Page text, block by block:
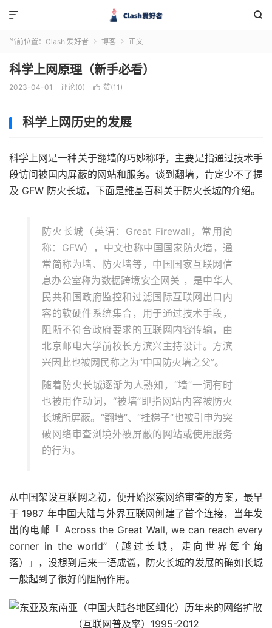


当前位置： Clash 爱好者  博客  正文
科学上网原理（新手必看）
2023-04-01 评论(0)  赞(11 )
科学上网历史的发展
科学上网是一种关于翻墙的巧妙称呼，主要是指通过技术手
段访问被国内屏蔽的网站和服务。谈到翻墙，肯定少不了提
及 GFW 防火长城，下面是维基百科关于防火长城的介绍。
防火长城（英语：Great Firewall，常用简
称：GFW），中文也称中国国家防火墙，通
常简称为墙、防火墙等，中国国家互联网信
息办公室称为数据跨境安全网关 ，是中华人
民共和国政府监控和过滤国际互联网出口内
容的软硬件系统集合，用于通过技术手段，
阻断不符合政府要求的互联网内容传输，由
北京邮电大学前校长方滨兴主持设计。方滨
兴因此也被网民称之为“中国防火墙之父”。
随着防火长城逐渐为人熟知，“墙”一词有时
也被用作动词，“被墙”即指网站内容被防火
长城所屏蔽。“翻墙”、“挂梯子”也被引申为突
破网络审查浏境外被屏蔽的网站或使用服务
的行为。
从中国架设互联网之初，便开始探索网络审查的方案，最早
于 1987 年中国大陆与外界互联网创建了首个连接，当年发
出的电邮「 Across the Great Wall, we can reach every
corner in the world”（越过长城，走向世界每个角
落）」，没想到后来一语成谶，防火长城的发展的确如长城
一般起到了很好的阻隔作用。